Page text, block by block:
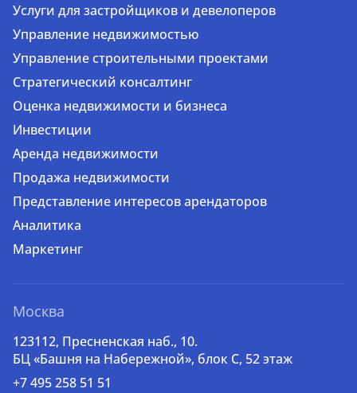
Услуги для застройщиков и девелоперов
Управление недвижимостью
Управление строительными проектами
Стратегический консалтинг
Оценка недвижимости и бизнеса
Инвестиции
Аренда недвижимости
Продажа недвижимости
Представление интересов арендаторов
Аналитика
Маркетинг
Москва
123112, Пресненская наб., 10.
БЦ «Башня на Набережной», блок С, 52 этаж
+7 495 258 51 51